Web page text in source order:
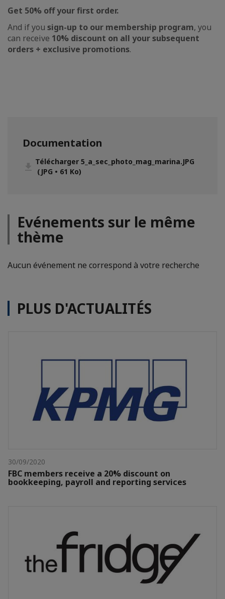
Get 50% off your first order.
And if you sign-up to our membership program, you
can receive 10% discount on all your subsequent
orders + exclusive promotions.
Documentation
Télécharger 5_a_sec_photo_mag_marina.JPG
(JPG • 61 Ko)
Evénements sur le même
thème
Aucun événement ne correspond à votre recherche
PLUS D'ACTUALITÉS
30/09/2020
FBC members receive a 20% discount on
bookkeeping, payroll and reporting services